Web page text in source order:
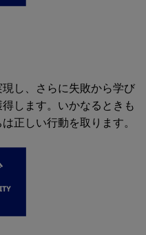
し、さらに失敗から学び
します。いかなるときも
正しい行動を取ります。